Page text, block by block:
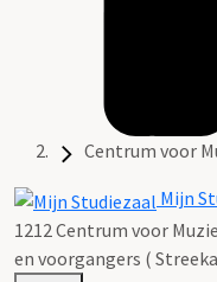
Centrum voor
Mijn
1212 Centrum voor
en voorgangers (